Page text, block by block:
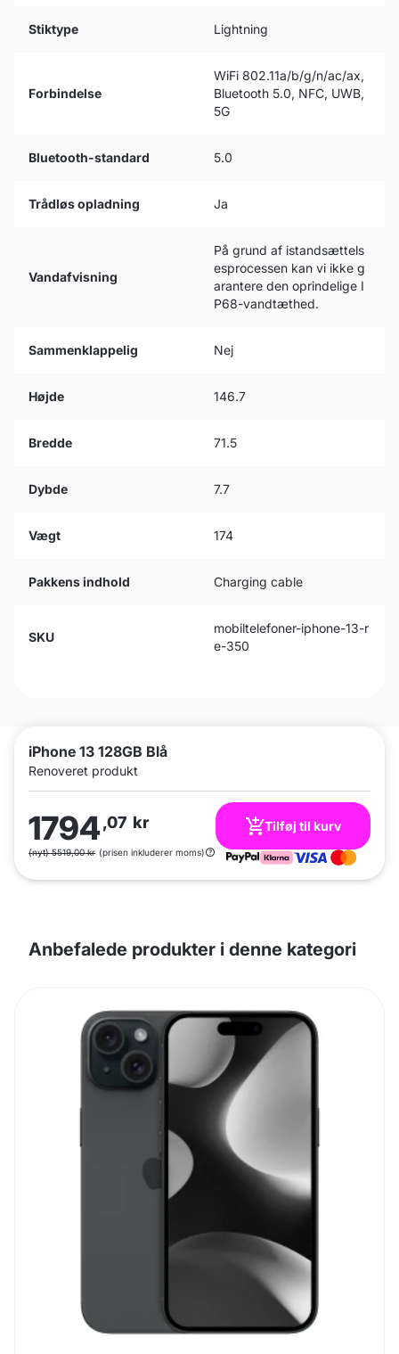
iPhone 13 128GB Blå
Renoveret produkt
1794,07 kr
(nyt) 5519,00 kr (prisen inkluderer moms)
Tilføj til kurv
Stiktype Lightning
Forbindelse
WiFi 802.11a/b/g/n/ac/ax,
Bluetooth 5.0, NFC, UWB,
5G
Bluetooth-standard 5.0
Trådløs opladning Ja
Vandafvisning
På grund af istandsættels
esprocessen kan vi ikke g
arantere den oprindelige I
P68-vandtæthed.
Sammenklappelig Nej
Højde 146.7
Bredde 71.5
Dybde 7.7
Vægt 174
Pakkens indhold Charging cable
SKU
mobiltelefoner-iphone-13-r
e-350
Anbefalede produkter i denne kategori